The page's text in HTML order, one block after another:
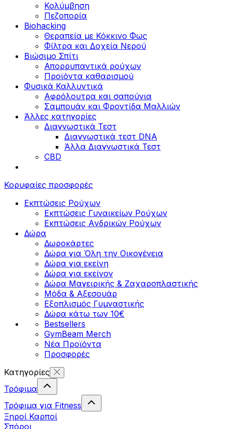
Κολύμβηση
Πεζοπορία
Biohacking
Θεραπεία με Κόκκινο Φως
Φίλτρα και Δοχεία Νερού
Βιώσιμο Σπίτι
Απορρυπαντικά ρούχων
Προϊόντα καθαρισμού
Φυσικά Καλλυντικά
Αφρόλουτρα και σαπούνια
Σαμπουάν και Φροντίδα Μαλλιών
Άλλες κατηγορίες
Διαγνωστικά Τεστ
Διαγνωστικά τεστ DNA
Άλλα Διαγνωστικά Τεστ
CBD
Κορυφαίες προσφορές
Εκπτώσεις Ρούχων
Εκπτώσεις Γυναικείων Ρούχων
Εκπτώσεις Aνδρικών Ρούχων
Δώρα
Δωροκάρτες
Δώρα για Όλη την Οικογένεια
Δώρα για εκείνη
Δώρα για εκείνον
Δώρα Μαγειρικής & Ζαχαροπλαστικής
Μόδα & Αξεσουάρ
Εξοπλισμός Γυμναστικής
Δώρα κάτω των 10€
Bestsellers
GymBeam Merch
Νέα Προϊόντα
Προσφορές
Κατηγορίες
Τρόφιμα
Τρόφιμα για Fitness
Ξηροί Καρποί
Σπόροι